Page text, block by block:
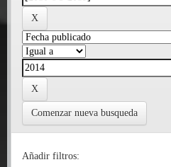
Comenzar nueva busqueda
Añadir filtros: